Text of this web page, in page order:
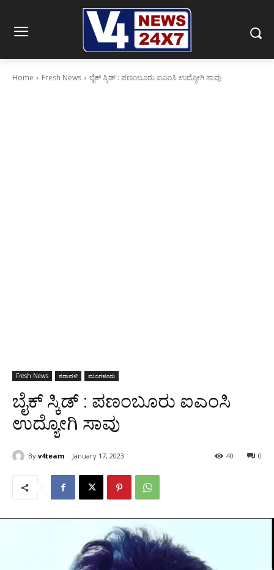
Home Fresh News ಬೈಕ್ ಸ್ಕಿಡ್ : ಪಣಂಬೂರು ಐಎಂಸಿ ಉದ್ಯೋಗಿ ಸಾವು
Fresh News ಕರಾವಳಿ ಮಂಗಳೂರು
ಬೈಕ್ ಸ್ಕಿಡ್ : ಪಣಂಬೂರು ಐಎಂಸಿ
ಉದ್ಯೋಗಿ ಸಾವು
By v4team January 17, 2023 0
40